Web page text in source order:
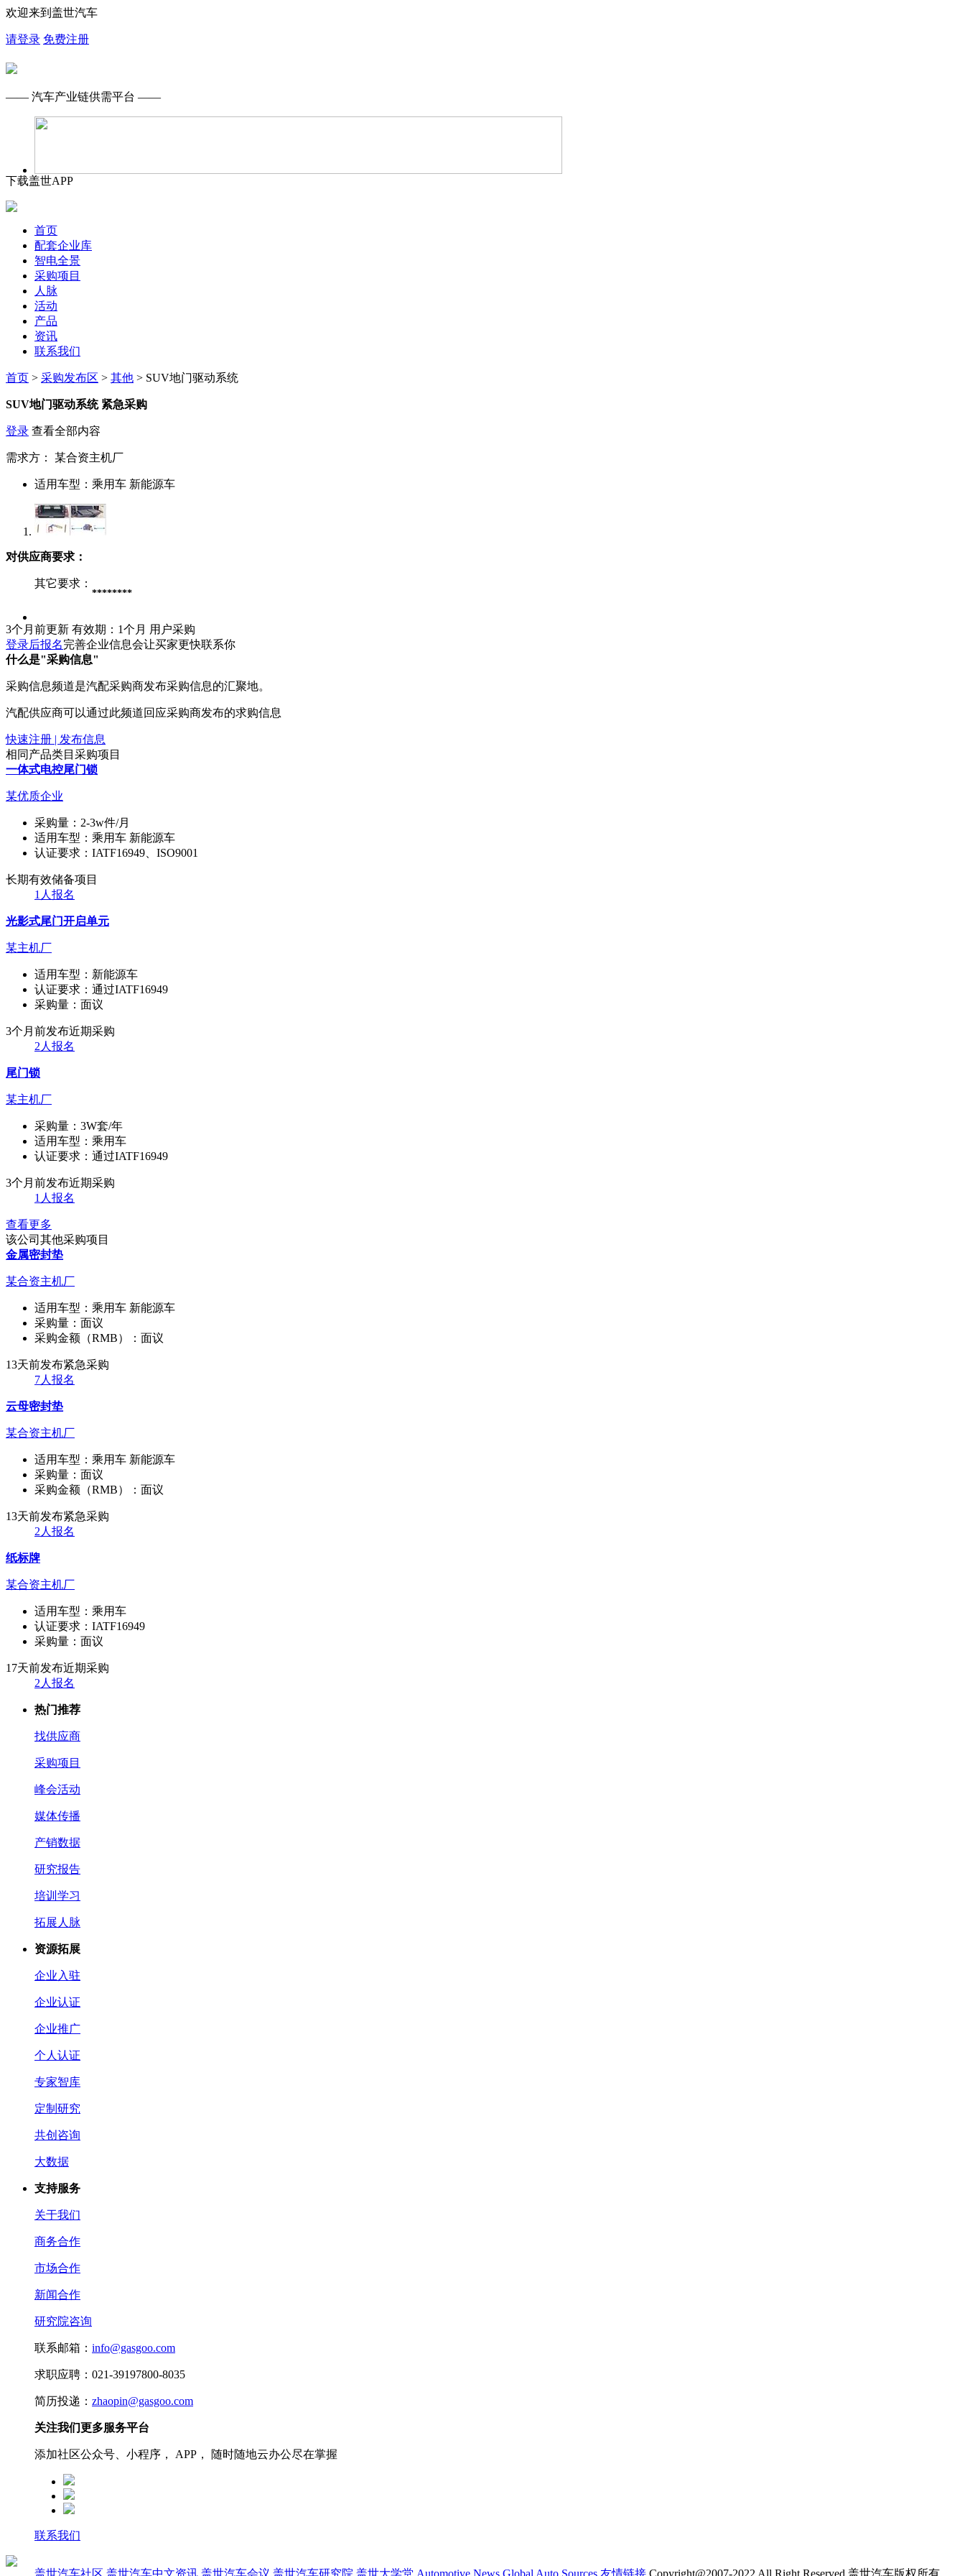
欢迎来到盖世汽车
请登录 免费注册
—— 汽车产业链供需平台 ——
下载盖世APP
首页
配套企业库
智电全景
采购项目
人脉
活动
产品
资讯
联系我们
首页 > 采购发布区 > 其他 > SUV地门驱动系统
SUV地门驱动系统 紧急采购
登录 查看全部内容
需求方： 某合资主机厂
适用车型： 乘用车 新能源车
对供应商要求：
其它要求：
********
3个月前更新 有效期：1个月 用户采购
登录后报名完善企业信息会让买家更快联系你
什么是"采购信息"
采购信息频道是汽配采购商发布采购信息的汇聚地。
汽配供应商可以通过此频道回应采购商发布的求购信息
快速注册 | 发布信息
相同产品类目采购项目
一体式电控尾门锁
某优质企业
采购量： 2-3w件/月
适用车型： 乘用车 新能源车
认证要求： IATF16949、ISO9001
长期有效储备项目
1人报名
光影式尾门开启单元
某主机厂
适用车型： 新能源车
认证要求： 通过IATF16949
采购量： 面议
3个月前发布近期采购
2人报名
尾门锁
某主机厂
采购量： 3W套/年
适用车型： 乘用车
认证要求： 通过IATF16949
3个月前发布近期采购
1人报名
查看更多
该公司其他采购项目
金属密封垫
某合资主机厂
适用车型： 乘用车 新能源车
采购量： 面议
采购金额（RMB）： 面议
13天前发布紧急采购
7人报名
云母密封垫
某合资主机厂
适用车型： 乘用车 新能源车
采购量： 面议
采购金额（RMB）： 面议
13天前发布紧急采购
2人报名
纸标牌
某合资主机厂
适用车型： 乘用车
认证要求： IATF16949
采购量： 面议
17天前发布近期采购
2人报名
热门推荐
找供应商
采购项目
峰会活动
媒体传播
产销数据
研究报告
培训学习
拓展人脉
资源拓展
企业入驻
企业认证
企业推广
个人认证
专家智库
定制研究
共创咨询
大数据
支持服务
关于我们
商务合作
市场合作
新闻合作
研究院咨询
联系邮箱： info@gasgoo.com
求职应聘：021-39197800-8035
简历投递： zhaopin@gasgoo.com
关注我们更多服务平台
添加社区公众号、小程序， APP， 随时随地云办公尽在掌握
联系我们
盖世汽车社区 盖世汽车中文资讯 盖世汽车会议 盖世汽车研究院 盖世大学堂 Automotive News Global Auto Sources 友情链接 Copyright@2007-2022 All Right Reserved.盖世汽车版权所有